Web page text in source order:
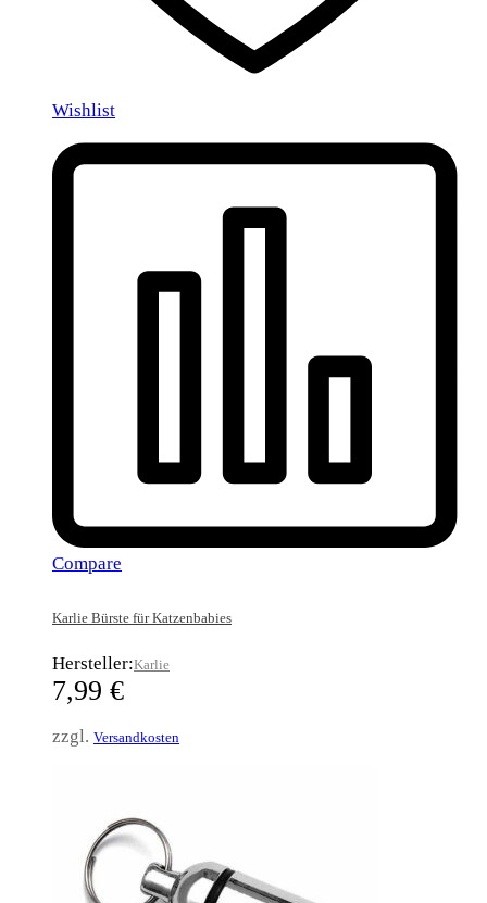
Wishlist
Compare
Karlie Bürste für Katzenbabies
Hersteller:Karlie
7,99 €
zzgl. Versandkosten